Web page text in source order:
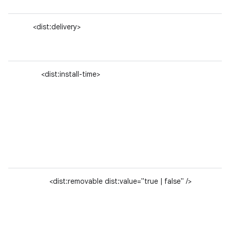
<dist:delivery>
<dist:install-time>
<dist:removable dist:value="true | false" />